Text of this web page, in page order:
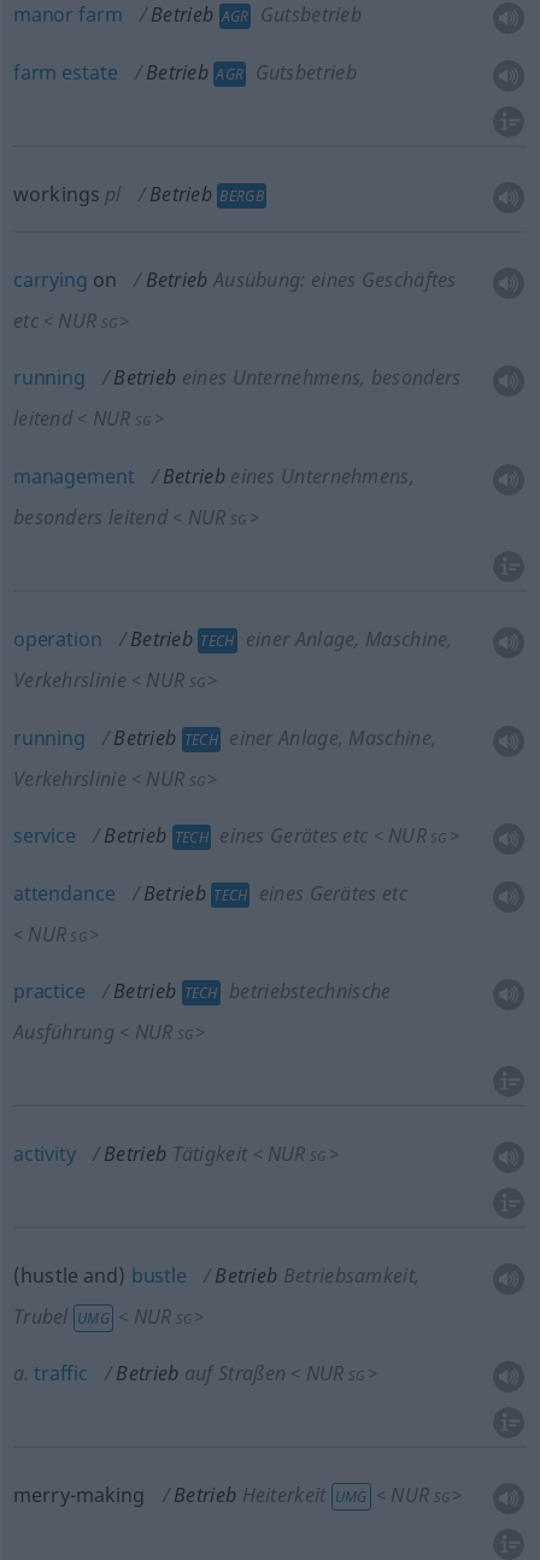
manor farm Betrieb AGR Gutsbetrieb
farm estate Betrieb AGR Gutsbetrieb
workings pl Betrieb BERGB
carrying on Betrieb Ausübung: eines Geschäftes
etc < NUR SG >
running Betrieb eines Unternehmens, besonders
leitend < NUR SG >
management Betrieb eines Unternehmens,
besonders leitend < NUR SG >
operation Betrieb TECH
einer Anlage, Maschine,
Verkehrslinie < NUR SG >
running Betrieb TECH einer Anlage, Maschine,
Verkehrslinie < NUR SG >
service Betrieb TECH eines Gerätes etc < NURSG >
attendance Betrieb TECH eines Gerätes etc
< NUR SG >
practice Betrieb TECH
betriebstechnische
Ausführung < NUR SG >
activity Betrieb Tätigkeit < NUR SG >
(hustle and) bustle Betrieb Betriebsamkeit,
Trubel UMG < NUR SG >
a. traffic Betrieb auf Straßen < NUR SG >
merry-making Betrieb Heiterkeit UMG < NUR SG >